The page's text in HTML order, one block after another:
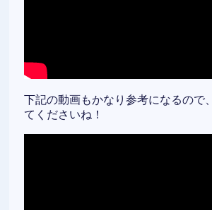
下記の動画もかなり参考になるので
てくださいね！